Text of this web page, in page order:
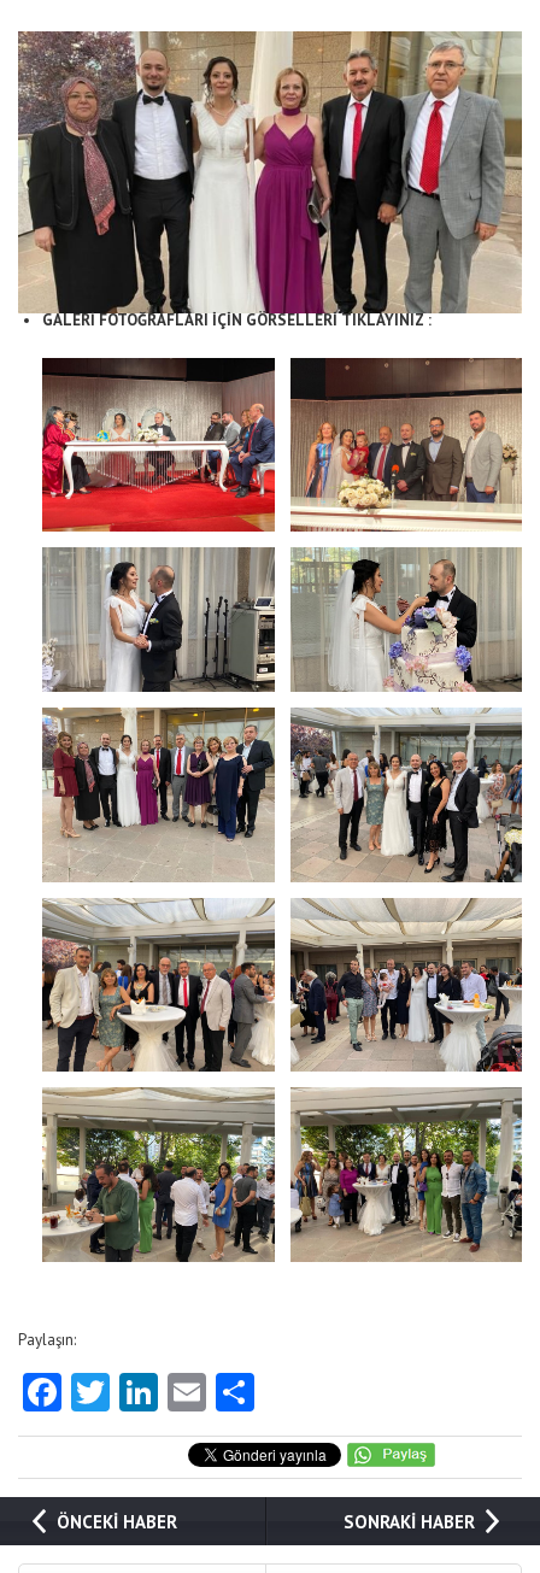
GALERİ FOTOĞRAFLARI İÇİN GÖRSELLERİ TIKLAYINIZ :
Paylaşın:
Facebook
Twitter
LinkedIn
Email
ÖNCEKİ HABER SONRAKİ HABER